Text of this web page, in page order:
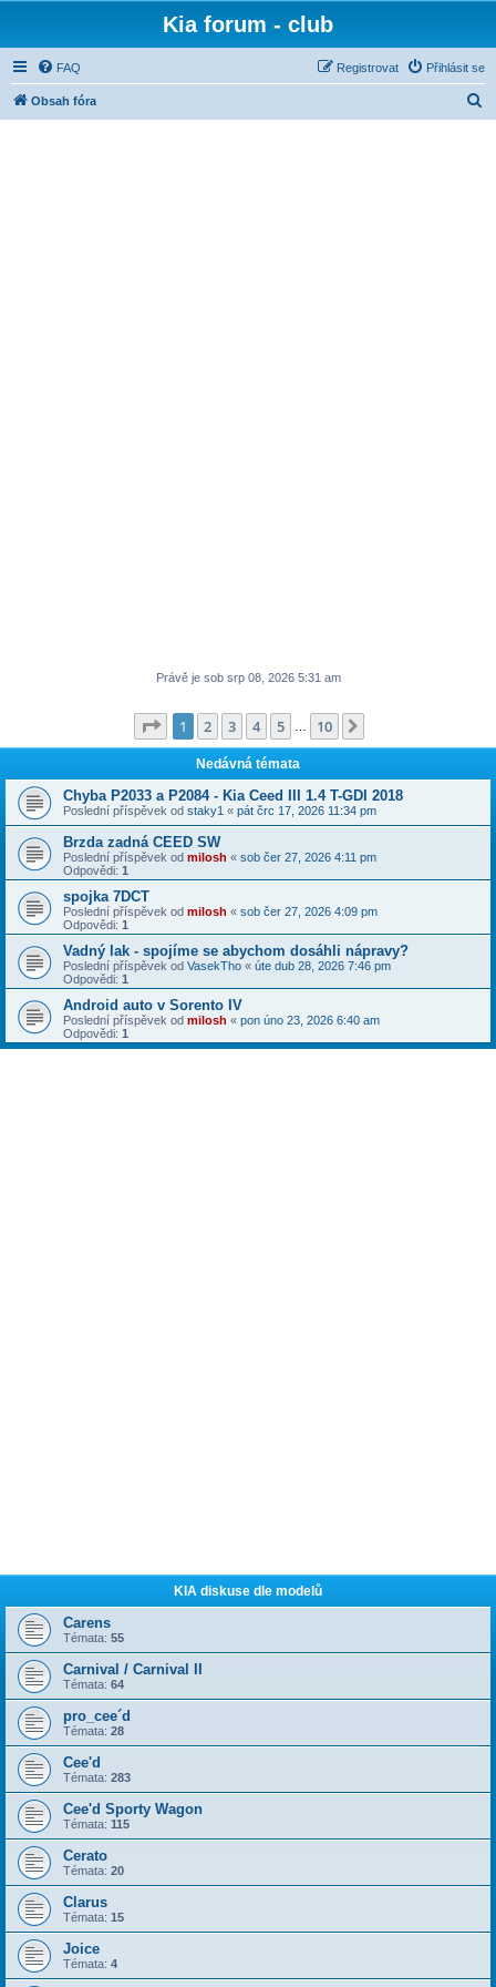
Kia forum - club
FAQ Přihlásit se
Registrovat
Obsah fóra
Právě je sob srp 08, 2026 5:31 am
Stránka z 10
1 2 3 4 5 10
Nedávná témata
Chyba P2033 a P2084 - Kia Ceed III 1.4 T-GDI 2018
Poslední příspěvek od staky1 « pát črc 17, 2026 11:34 pm
Brzda zadná CEED SW
Poslední příspěvek od milosh « sob čer 27, 2026 4:11 pm
Odpovědi: 1
spojka 7DCT
Poslední příspěvek od milosh « sob čer 27, 2026 4:09 pm
Odpovědi: 1
Vadný lak - spojíme se abychom dosáhli nápravy?
Poslední příspěvek od VasekTho « úte dub 28, 2026 7:46 pm
Odpovědi: 1
Android auto v Sorento IV
Poslední příspěvek od milosh « pon úno 23, 2026 6:40 am
Odpovědi: 1
KIA diskuse dle modelů
Carens
Témata: 55
Carnival / Carnival II
Témata: 64
pro_cee´d
Témata: 28
Cee'd
Témata: 283
Cee'd Sporty Wagon
Témata: 115
Cerato
Témata: 20
Clarus
Témata: 15
Joice
Témata: 4